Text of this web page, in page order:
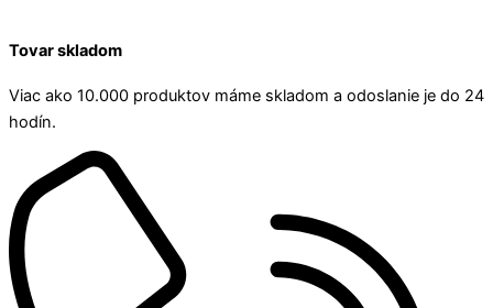
Tovar skladom
Viac ako 10.000 produktov máme skladom a odoslanie je do 24
hodín.